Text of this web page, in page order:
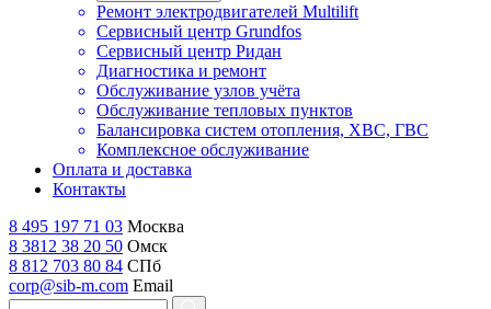
Ремонт электродвигателей Multilift
Сервисный центр Grundfos
Сервисный центр Ридан
Диагностика и ремонт
Обслуживание узлов учёта
Обслуживание тепловых пунктов
Балансировка систем отопления, ХВС, ГВС
Комплексное обслуживание
Оплата и доставка
Контакты
8 495 197 71 03 Москва
8 3812 38 20 50 Омск
8 812 703 80 84 СПб
corp@sib-m.com Email